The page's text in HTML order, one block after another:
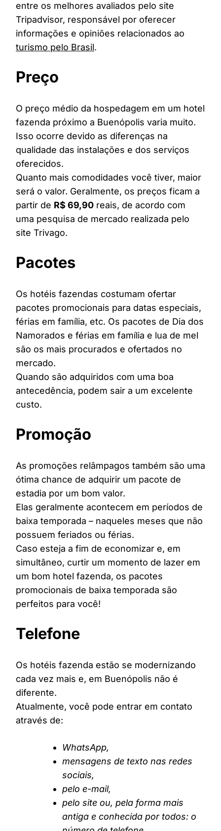
entre os melhores avaliados pelo site
Tripadvisor, responsável por oferecer
informações e opiniões relacionados ao
turismo pelo Brasil.
Preço
O preço médio da hospedagem em um hotel
fazenda próximo a Buenópolis varia muito.
Isso ocorre devido as diferenças na
qualidade das instalações e dos serviços
oferecidos.
Quanto mais comodidades você tiver, maior
será o valor. Geralmente, os preços ficam a
partir de R$ 69,90 reais, de acordo com
uma pesquisa de mercado realizada pelo
site Trivago.
Pacotes
Os hotéis fazendas costumam ofertar
pacotes promocionais para datas especiais,
férias em família, etc. Os pacotes de Dia dos
Namorados e férias em família e lua de mel
são os mais procurados e ofertados no
mercado.
Quando são adquiridos com uma boa
antecedência, podem sair a um excelente
custo.
Promoção
As promoções relâmpagos também são uma
ótima chance de adquirir um pacote de
estadia por um bom valor.
Elas geralmente acontecem em períodos de
baixa temporada – naqueles meses que não
possuem feriados ou férias.
Caso esteja a fim de economizar e, em
simultâneo, curtir um momento de lazer em
um bom hotel fazenda, os pacotes
promocionais de baixa temporada são
perfeitos para você!
Telefone
Os hotéis fazenda estão se modernizando
cada vez mais e, em Buenópolis não é
diferente.
Atualmente, você pode entrar em contato
através de:
WhatsApp,
mensagens de texto nas redes
sociais,
pelo e-mail,
pelo site ou, pela forma mais
antiga e conhecida por todos: o